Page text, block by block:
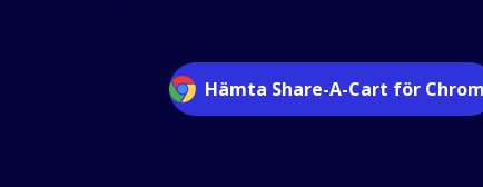
Hämta Share-A-Cart för